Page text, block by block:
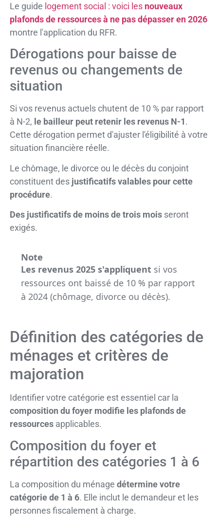
Le guide logement social : voici les nouveaux
plafonds de ressources à ne pas dépasser en 2026
montre l'application du RFR.
Dérogations pour baisse de
revenus ou changements de
situation
Si vos revenus actuels chutent de 10 % par rapport
à N-2, le bailleur peut retenir les revenus N-1.
Cette dérogation permet d'ajuster l'éligibilité à votre
situation financière réelle.
Le chômage, le divorce ou le décès du conjoint
constituent des justificatifs valables pour cette
procédure.
Des justificatifs de moins de trois mois seront
exigés.
Note
Les revenus 2025 s'appliquentsi vos
ressources ont baissé de 10 % par rapport
à 2024 (chômage, divorce ou décès).
Définition des catégories de
ménages et critères de
majoration
Identifier votre catégorie est essentiel car la
composition du foyer modifie les plafonds de
ressources applicables.
Composition du foyer et
répartition des catégories 1 à 6
La composition du ménage détermine votre
catégorie de 1 à 6. Elle inclut le demandeur et les
personnes fiscalement à charge.